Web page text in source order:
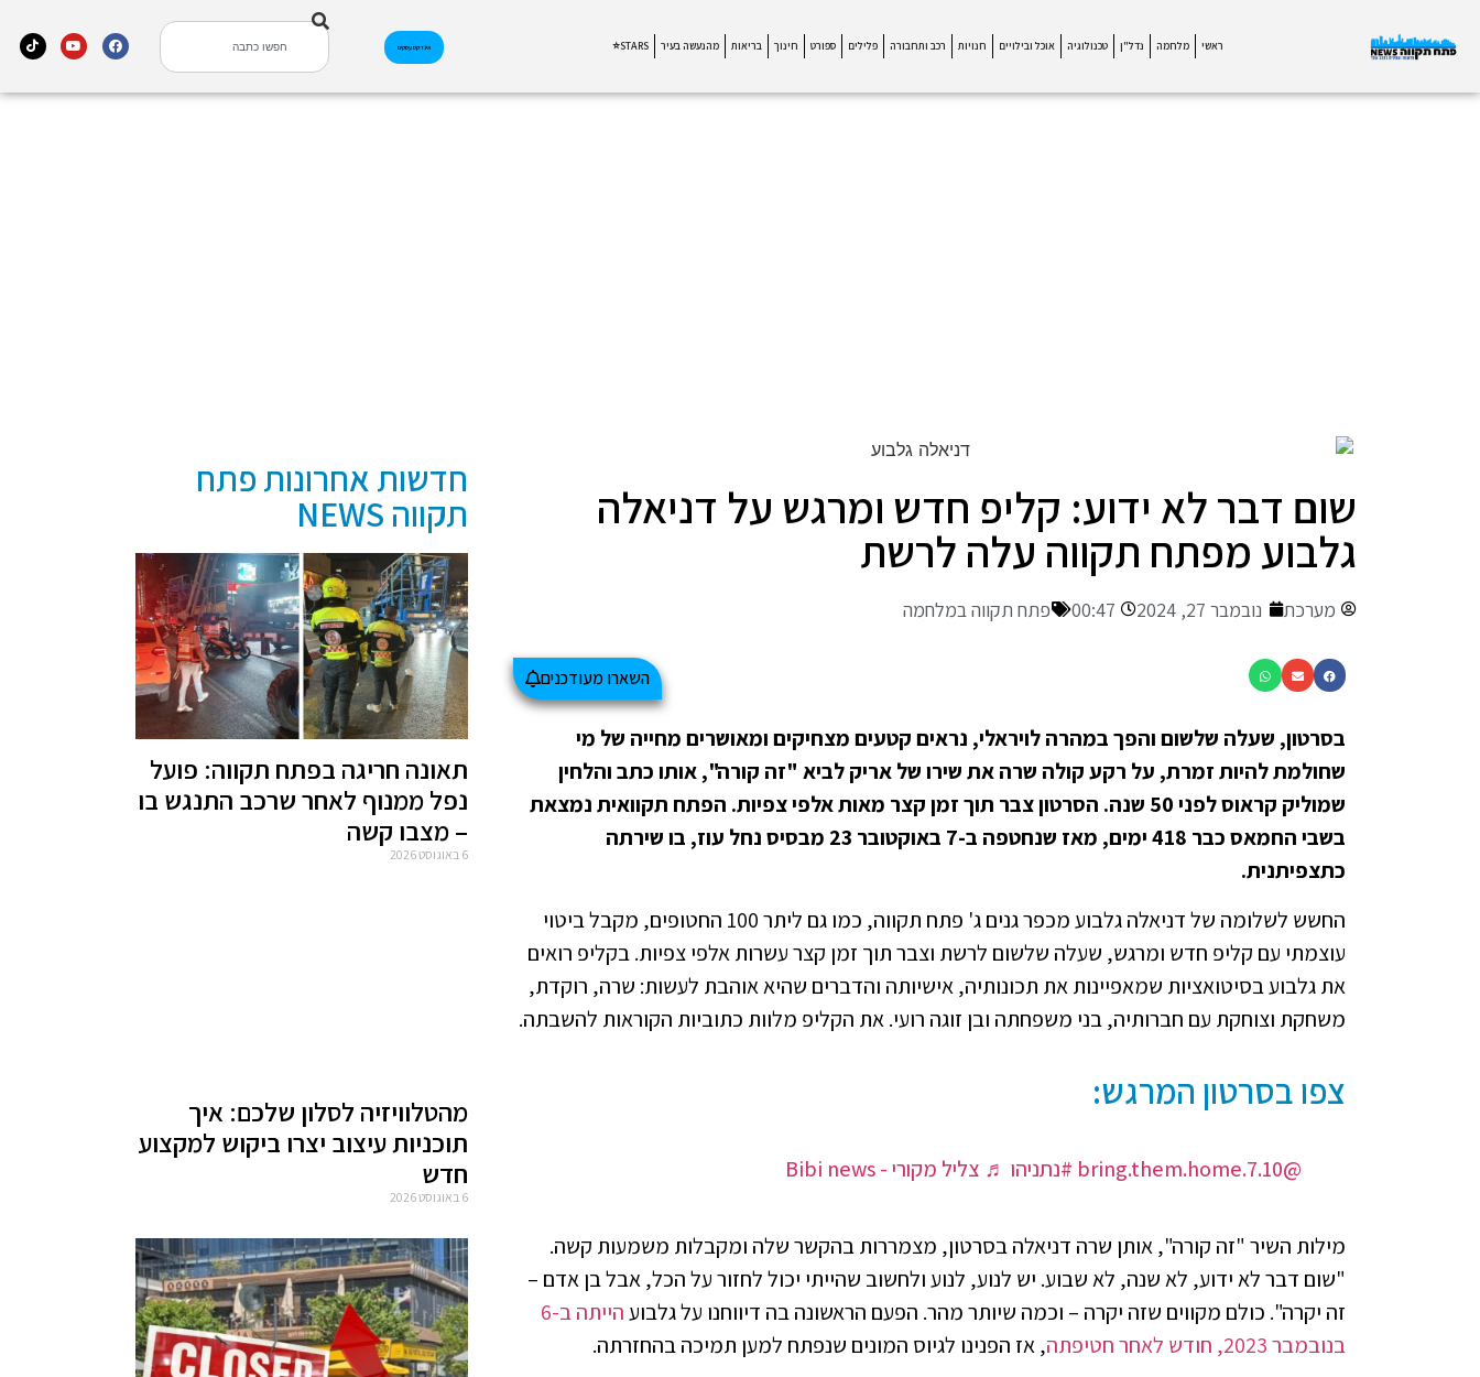
ראשי מלחמה נדל"ן טכנולוגיה אוכל ובילויים חנויות רכב ותחבורה פלילים ספורט חינוך בריאות מהנעשה בעיר STARS⭐ אינדקס עסקים
שום דבר לא ידוע: קליפ חדש ומרגש על דניאלה
גלבוע מפתח תקווה עלה לרשת
מערכת נובמבר 27, 2024 00:47 פתח תקווה במלחמה
השארו מעודכנים
בסרטון, שעלה שלשום והפך במהרה לויראלי, נראים קטעים מצחיקים ומאושרים מחייה של מי
שחולמת להיות זמרת, על רקע קולה שרה את שירו של אריק לביא "זה קורה", אותו כתב והלחין
שמוליק קראוס לפני 50 שנה.
הסרטון צבר תוך זמן קצר מאות אלפי צפיות. הפתח תקוואית נמצאת
בשבי החמאס כבר 418 ימים, מאז שנחטפה ב-7 באוקטובר 23 מבסיס נחל עוז, בו שירתה
כתצפיתנית.
החשש לשלומה של דניאלה גלבוע מכפר גנים ג' פתח תקווה, כמו גם ליתר 100 החטופים, מקבל ביטוי
עוצמתי עם קליפ חדש ומרגש, שעלה שלשום לרשת וצבר תוך זמן קצר עשרות אלפי צפיות. בקליפ רואים
את גלבוע בסיטואציות שמאפיינות את תכונותיה, אישיותה והדברים שהיא אוהבת לעשות: שרה, רוקדת,
משחקת וצוחקת עם חברותיה, בני משפחתה ובן זוגה רועי. את הקליפ מלוות כתוביות הקוראות להשבתה.
צפו בסרטון המרגש:
@bring.them.home.7.10 #נתניהו ♬ צליל מקורי - Bibi news
מילות השיר "זה קורה", אותן שרה דניאלה בסרטון, מצמררות בהקשר שלה ומקבלות משמעות קשה.
"שום דבר לא ידוע, לא שנה, לא שבוע. יש לנוע, לנוע ולחשוב שהייתי יכול לחזור על הכל, אבל בן אדם –
זה יקרה". כולם מקווים שזה יקרה – וכמה שיותר מהר. הפעם הראשונה בה דיווחנו על גלבוע
הייתה ב-6
בנובמבר 2023, חודש לאחר חטיפתה
, אז הפנינו לגיוס המונים שנפתח למען תמיכה בהחזרתה.
חדשות אחרונות פתח
תקווה NEWS
תאונה חריגה בפתח תקווה: פועל
נפל ממנוף לאחר שרכב התנגש בו
– מצבו קשה
6 באוגוסט 2026
מהטלוויזיה לסלון שלכם: איך
תוכניות עיצוב יצרו ביקוש למקצוע
חדש
6 באוגוסט 2026